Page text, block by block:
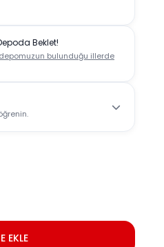
Beklet!
bulunduğu illerde
EKLE